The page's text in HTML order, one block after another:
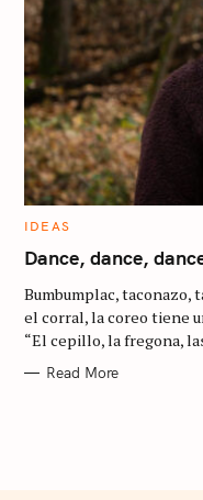
C
T
E
O
R
I
E
IDEAS
Dance, dance,
Bumbumplac, taconazo,
el corral, la coreo tiene
“El cepillo, la fregona,
Read More
c
h
f
o
r
: